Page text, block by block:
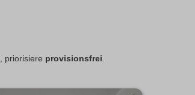
, priorisiere provisionsfrei.